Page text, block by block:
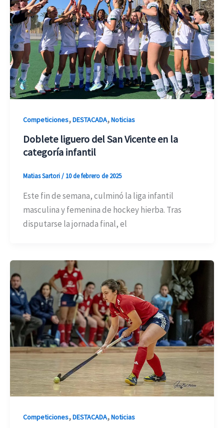
Competiciones,DESTACADA,Noticias
Doblete liguero del San Vicente en la
categoría infantil
Matias Sartori/ 10 de febrero de 2025
Este fin de semana, culminó la liga infantil
masculina y femenina de hockey hierba. Tras
disputarse la jornada final, el
Competiciones,DESTACADA,Noticias